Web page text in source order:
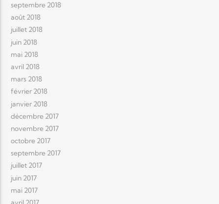
septembre 2018
août 2018
juillet 2018
juin 2018
mai 2018
avril 2018
mars 2018
février 2018
janvier 2018
décembre 2017
novembre 2017
octobre 2017
septembre 2017
juillet 2017
juin 2017
mai 2017